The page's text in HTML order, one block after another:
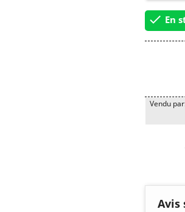
 En
Vendu
Avis